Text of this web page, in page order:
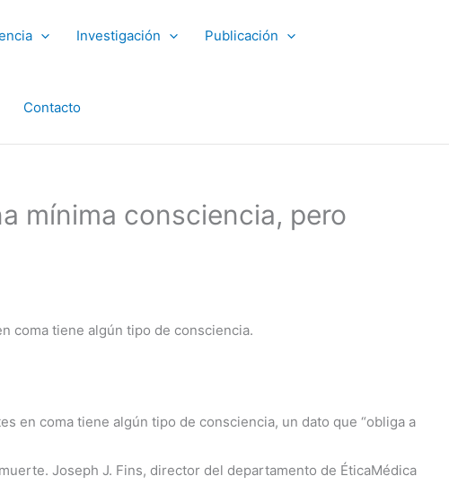
Investigación Publicación
Contacto
mínima consciencia, pero
coma tiene algún tipo de consciencia.
en coma tiene algún tipo de consciencia, un dato que “obliga a
Joseph J. Fins, director del departamento de ÉticaMédica